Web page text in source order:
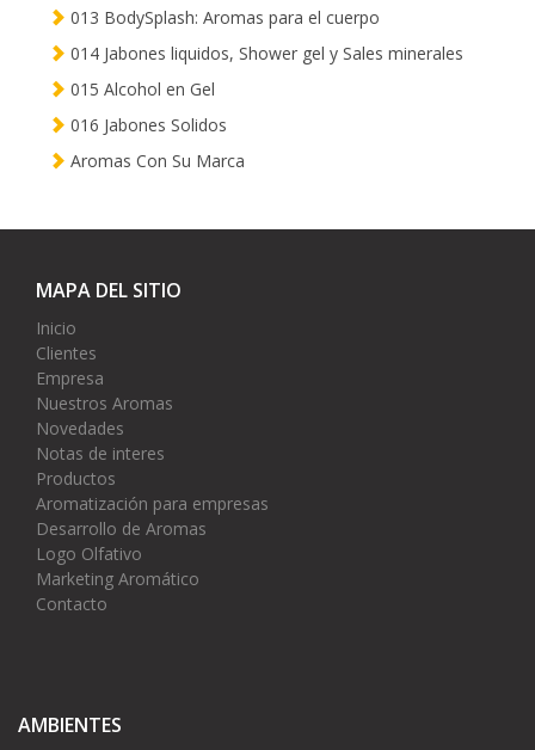
013 BodySplash: Aromas para el cuerpo
014 Jabones liquidos, Shower gel y Sales minerales
015 Alcohol en Gel
016 Jabones Solidos
Aromas Con Su Marca
MAPA DEL SITIO
Inicio
Clientes
Empresa
Nuestros Aromas
Novedades
Notas de interes
Productos
Aromatización para empresas
Desarrollo de Aromas
Logo Olfativo
Marketing Aromático
Contacto
AMBIENTES